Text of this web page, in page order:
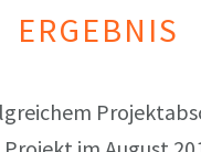
ERGEBNIS